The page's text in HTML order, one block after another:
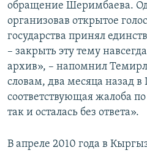
обращение Шеримбаева.
организовав открытое
государства принял
– закрыть эту тему
архив», – напомнил
словам, два месяца назад
соответствующая жалоба
так и осталась без ответа».
В апреле 2010 года в